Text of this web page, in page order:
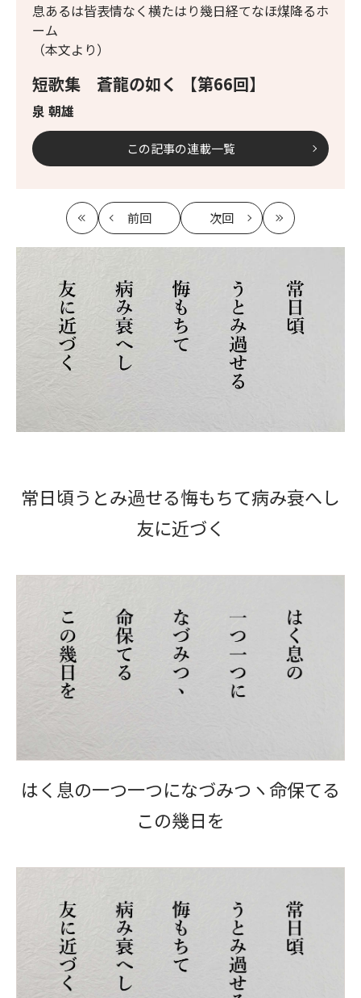
短歌集 蒼龍の如く 【第66回】
泉 朝雄
息あるは皆表情なく横たはり幾日経てなほ煤降るホ
ーム
（本文より）
この記事の連載一覧
最
初
前回
記
次回
記
へ
最
新
常日頃うとみ過せる悔もちて病み衰へし
友に近づく
はく息の一つ一つになづみつヽ命保てる
この幾日を